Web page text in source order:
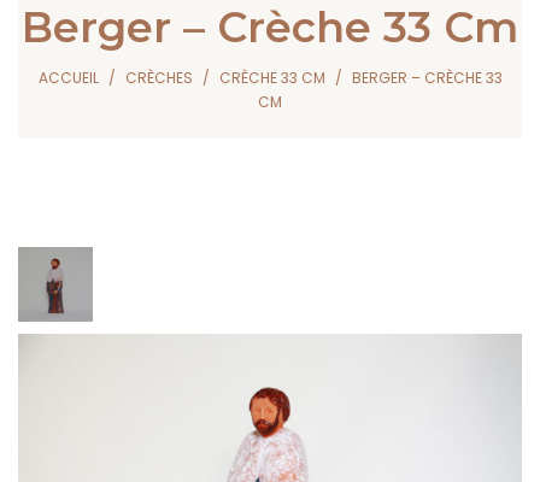
Berger – Crèche 33 Cm
ACCUEIL CRÈCHES CRÈCHE 33 CM
BERGER – CRÈCHE 33
CM